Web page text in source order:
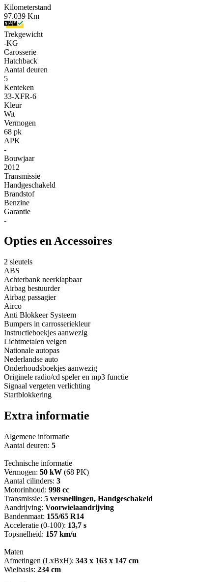
Kilometerstand
97.039 Km
Trekgewicht
-KG
Carosserie
Hatchback
Aantal deuren
5
Kenteken
33-XFR-6
Kleur
Wit
Vermogen
68 pk
APK
-
Bouwjaar
2012
Transmissie
Handgeschakeld
Brandstof
Benzine
Garantie
-
Opties en Accessoires
2 sleutels
ABS
Achterbank neerklapbaar
Airbag bestuurder
Airbag passagier
Airco
Anti Blokkeer Systeem
Bumpers in carrosseriekleur
Instructieboekjes aanwezig
Lichtmetalen velgen
Nationale autopas
Nederlandse auto
Onderhoudsboekjes aanwezig
Originele radio/cd speler en mp3 functie
Signaal vergeten verlichting
Startblokkering
Extra informatie
Algemene informatie
Aantal deuren: 5
Technische informatie
Vermogen: 50 kW (68 PK)
Aantal cilinders: 3
Motorinhoud: 998 cc
Transmissie: 5 versnellingen, Handgeschakeld
Aandrijving: Voorwielaandrijving
Bandenmaat: 155/65 R14
Acceleratie (0-100): 13,7 s
Topsnelheid: 157 km/u
Maten
Afmetingen (LxBxH): 343 x 163 x 147 cm
Wielbasis: 234 cm